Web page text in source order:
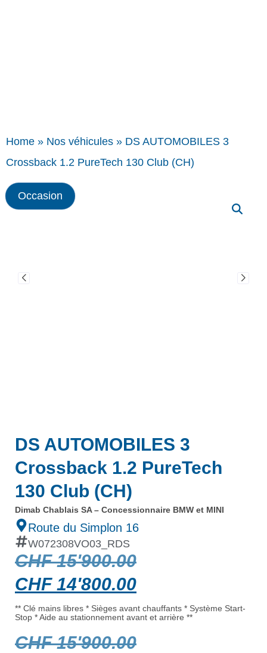
Home » Nos véhicules » DS AUTOMOBILES 3
Crossback 1.2 PureTech 130 Club (CH)
Occasion
DS AUTOMOBILES 3
Crossback 1.2 PureTech
130 Club (CH)
Dimab Chablais SA – Concessionnaire BMW et MINI
Route du Simplon 16
W072308VO03_RDS
CHF15'900.00
CHF14'800.00
** Clé mains libres * Sièges avant chauffants * Système Start-
Stop * Aide au stationnement avant et arrière **
CHF15'900.00